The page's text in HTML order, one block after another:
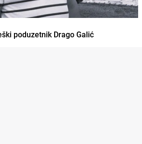
poduzetnik Drago Galić